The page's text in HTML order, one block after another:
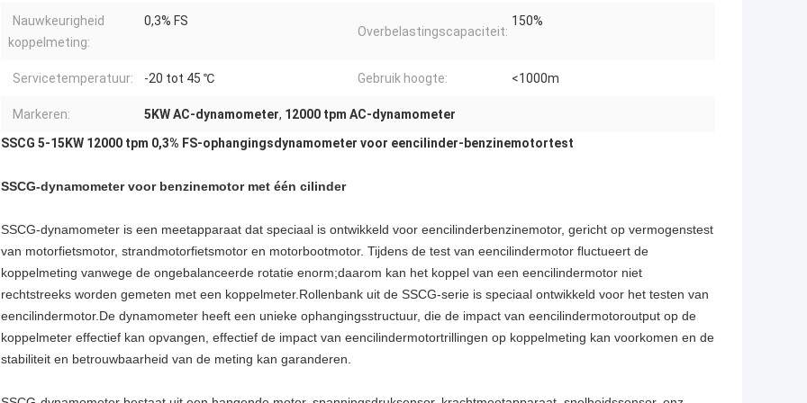
Nauwkeurigheid
koppelmeting:
0,3% FS
Overbelastingscapaciteit:
150%
Servicetemperatuur: -20 tot 45 ℃ Gebruik hoogte: <1000m
Markeren: 5KW AC-dynamometer, 12000 tpm AC-dynamometer
SSCG 5-15KW 12000 tpm 0,3% FS-ophangingsdynamometer voor eencilinder-benzinemotortest
SSCG-dynamometer voor benzinemotor met één cilinder
SSCG-dynamometer is een meetapparaat dat speciaal is ontwikkeld voor eencilinderbenzinemotor, gericht op vermogenstest
van motorfietsmotor, strandmotorfietsmotor en motorbootmotor. Tijdens de test van eencilindermotor fluctueert de
koppelmeting vanwege de ongebalanceerde rotatie enorm;daarom kan het koppel van een eencilindermotor niet
rechtstreeks worden gemeten met een koppelmeter.Rollenbank uit de SSCG-serie is speciaal ontwikkeld voor het testen van
eencilindermotor.De dynamometer heeft een unieke ophangingsstructuur, die de impact van eencilindermotoroutput op de
koppelmeter effectief kan opvangen, effectief de impact van eencilindermotortrillingen op koppelmeting kan voorkomen en de
stabiliteit en betrouwbaarheid van de meting kan garanderen.